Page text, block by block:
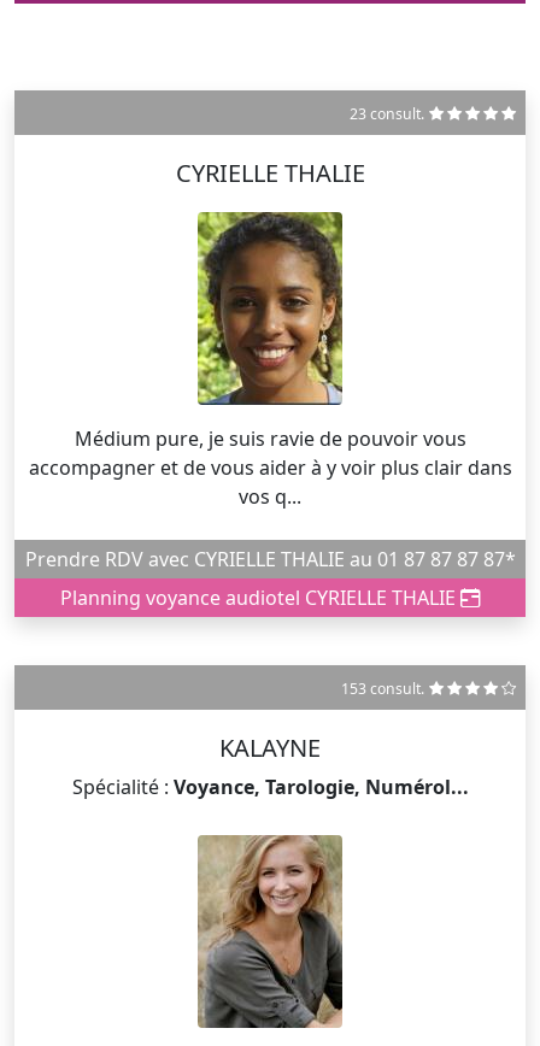
23 consult.
CYRIELLE THALIE
Médium pure, je suis ravie de pouvoir vous
accompagner et de vous aider à y voir plus clair dans
vos q...
Prendre RDV avec CYRIELLE THALIE au 01 87 87 87 87*
Planning voyance audiotel CYRIELLE THALIE
153 consult.
KALAYNE
Spécialité : Voyance, Tarologie, Numérol...